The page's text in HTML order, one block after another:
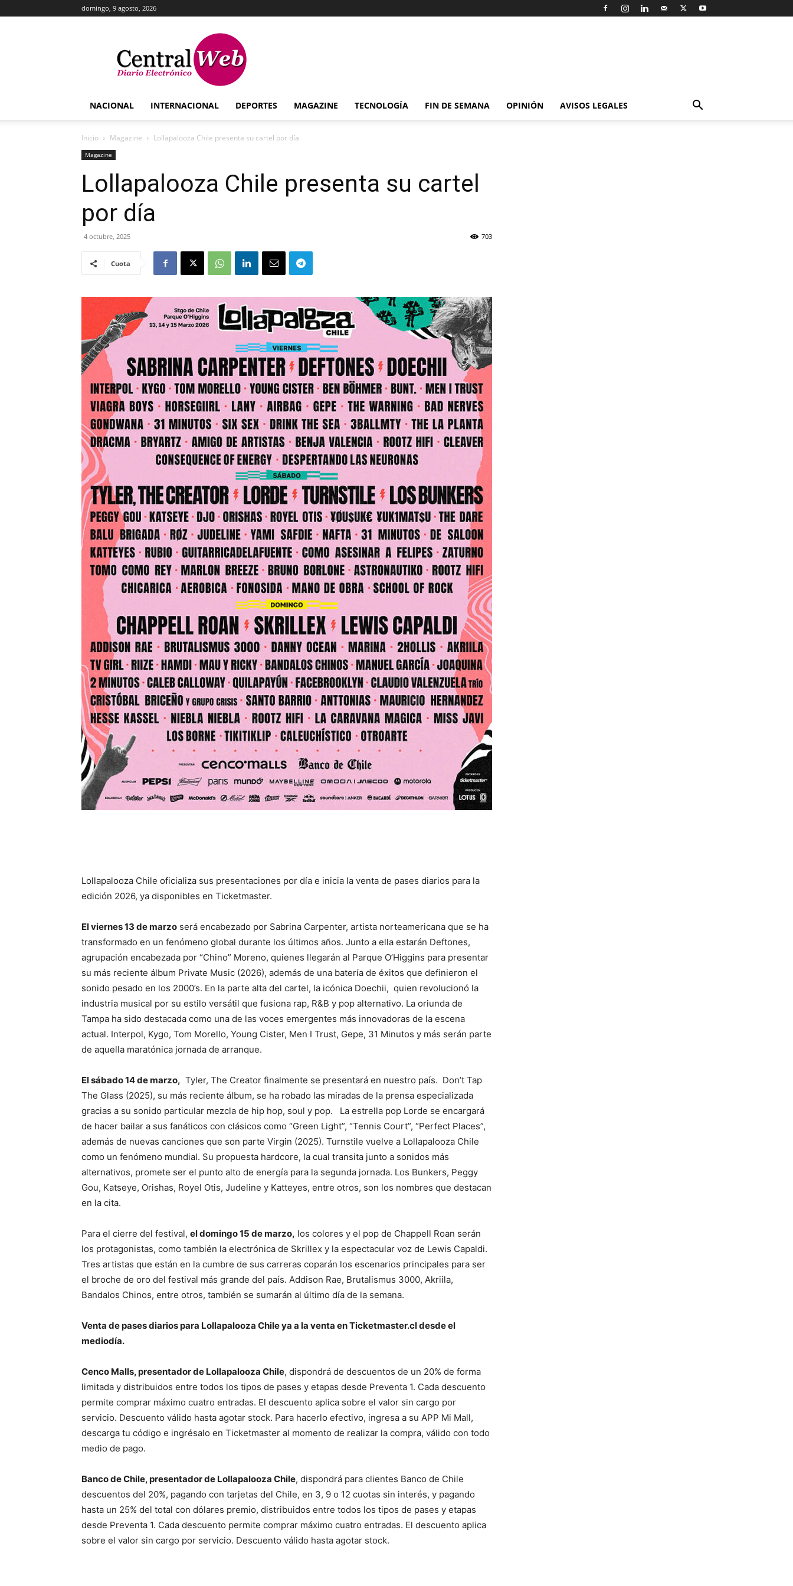
domingo, 9 agosto, 2026
Central
Web
NACIONAL INTERNACIONAL DEPORTES MAGAZINE TECNOLOGÍA FIN DE SEMANA OPINIÓN AVISOS LEGALES
Inicio Magazine Lollapalooza Chile presenta su cartel por día
Magazine
Lollapalooza Chile presenta su cartel
por día
4 octubre, 2025 703
Cuota
Lollapalooza Chile oficializa sus presentaciones por día e inicia la venta de pases diarios para la
edición 2026, ya disponibles en Ticketmaster.
El viernes 13 de marzo será encabezado por Sabrina Carpenter, artista norteamericana que se ha
transformado en un fenómeno global durante los últimos años. Junto a ella estarán Deftones,
agrupación encabezada por “Chino” Moreno, quienes llegarán al Parque O’Higgins para presentar
su más reciente álbum Private Music (2026), además de una batería de éxitos que definieron el
sonido pesado en los 2000’s. En la parte alta del cartel, la icónica Doechii, quien revolucionó la
industria musical por su estilo versátil que fusiona rap, R&B y pop alternativo. La oriunda de
Tampa ha sido destacada como una de las voces emergentes más innovadoras de la escena
actual. Interpol, Kygo, Tom Morello, Young Cister, Men I Trust, Gepe, 31 Minutos y más serán parte
de aquella maratónica jornada de arranque.
El sábado 14 de marzo, Tyler, The Creator finalmente se presentará en nuestro país. Don’t Tap
The Glass (2025), su más reciente álbum, se ha robado las miradas de la prensa especializada
gracias a su sonido particular mezcla de hip hop, soul y pop. La estrella pop Lorde se encargará
de hacer bailar a sus fanáticos con clásicos como “Green Light”, “Tennis Court”, “Perfect Places”,
además de nuevas canciones que son parte Virgin (2025). Turnstile vuelve a Lollapalooza Chile
como un fenómeno mundial. Su propuesta hardcore, la cual transita junto a sonidos más
alternativos, promete ser el punto alto de energía para la segunda jornada. Los Bunkers, Peggy
Gou, Katseye, Orishas, Royel Otis, Judeline y Katteyes, entre otros, son los nombres que destacan
en la cita.
Para el cierre del festival, el domingo 15 de marzo, los colores y el pop de Chappell Roan serán
los protagonistas, como también la electrónica de Skrillex y la espectacular voz de Lewis Capaldi.
Tres artistas que están en la cumbre de sus carreras coparán los escenarios principales para ser
el broche de oro del festival más grande del país. Addison Rae, Brutalismus 3000, Akriila,
Bandalos Chinos, entre otros, también se sumarán al último día de la semana.
Venta de pases diarios para Lollapalooza Chile ya a la venta en Ticketmaster.cl desde el
mediodía.
Cenco Malls, presentador de Lollapalooza Chile, dispondrá de descuentos de un 20% de forma
limitada y distribuidos entre todos los tipos de pases y etapas desde Preventa 1. Cada descuento
permite comprar máximo cuatro entradas. El descuento aplica sobre el valor sin cargo por
servicio. Descuento válido hasta agotar stock. Para hacerlo efectivo, ingresa a su APP Mi Mall,
descarga tu código e ingrésalo en Ticketmaster al momento de realizar la compra, válido con todo
medio de pago.
Banco de Chile, presentador de Lollapalooza Chile, dispondrá para clientes Banco de Chile
descuentos del 20%, pagando con tarjetas del Chile, en 3, 9 o 12 cuotas sin interés, y pagando
hasta un 25% del total con dólares premio, distribuidos entre todos los tipos de pases y etapas
desde Preventa 1. Cada descuento permite comprar máximo cuatro entradas. El descuento aplica
sobre el valor sin cargo por servicio. Descuento válido hasta agotar stock.